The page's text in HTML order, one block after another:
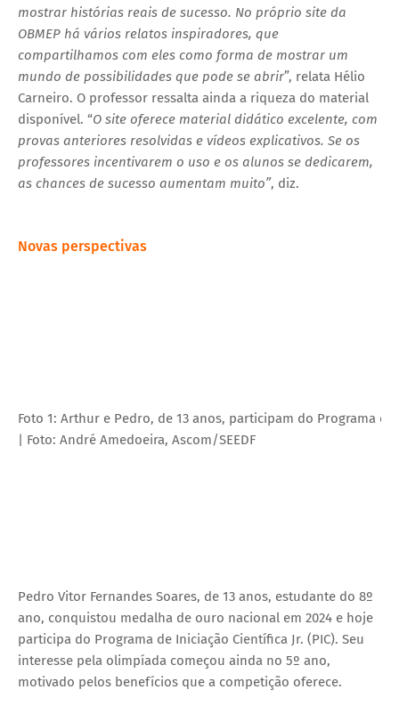
mostrar histórias reais de sucesso. No próprio site da
OBMEP há vários relatos inspiradores, que
compartilhamos com eles como forma de mostrar um
mundo de possibilidades que pode se abrir”, relata Hélio
Carneiro. O professor ressalta ainda a riqueza do material
disponível. “O site oferece material didático excelente, com
provas anteriores resolvidas e vídeos explicativos. Se os
professores incentivarem o uso e os alunos se dedicarem,
as chances de sucesso aumentam muito”, diz.
Novas perspectivas
Foto 1: Arthur e Pedro, de 13 anos, participam do Programa de
| Foto: André Amedoeira, Ascom/SEEDF
Pedro Vitor Fernandes Soares, de 13 anos, estudante do 8º
ano, conquistou medalha de ouro nacional em 2024 e hoje
participa do Programa de Iniciação Científica Jr. (PIC). Seu
interesse pela olimpíada começou ainda no 5º ano,
motivado pelos benefícios que a competição oferece.